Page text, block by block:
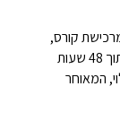
קורס,
אשר לגביו ישנה מדיניות ביטולים נפרדת) תוך 48 שעות
המאוחר